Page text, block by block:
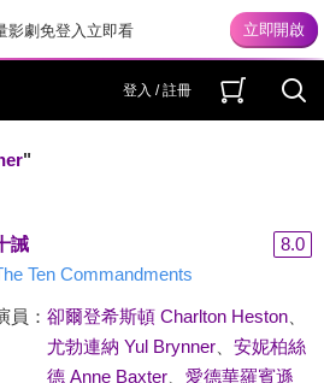
影劇免登入立即看
登入 / 註冊
"
誡
8.0
Ten Commandments
員： 卻爾登希斯頓 Charlton Heston、
尤勃連納 Yul Brynner、 安妮柏絲
德 Anne Baxter、 愛德華羅賓遜